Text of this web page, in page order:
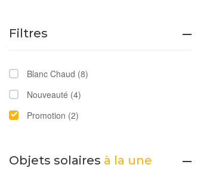
Filtres
Blanc Chaud (8)
Nouveauté (4)
Promotion (2)
Objets solaires à la une